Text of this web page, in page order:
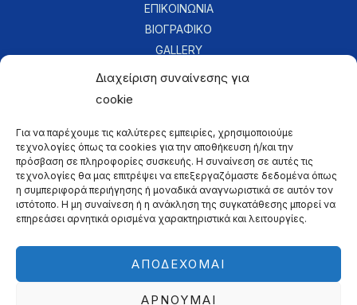
Διαχείριση συναίνεσης για
cookie
Για να παρέχουμε τις καλύτερες εμπειρίες, χρησιμοποιούμε
τεχνολογίες όπως τα cookies για την αποθήκευση ή/και την
πρόσβαση σε πληροφορίες συσκευής. Η συναίνεση σε αυτές τις
τεχνολογίες θα μας επιτρέψει να επεξεργαζόμαστε δεδομένα όπως
η συμπεριφορά περιήγησης ή μοναδικά αναγνωριστικά σε αυτόν τον
ιστότοπο. Η μη συναίνεση ή η ανάκληση της συγκατάθεσης μπορεί να
επηρεάσει αρνητικά ορισμένα χαρακτηριστικά και λειτουργίες.
ΑΠΟΔΈΧΟΜΑΙ
ΑΡΝΟΎΜΑΙ
ΕΠΙΚΟΙΝΩΝΙΑ
ΒΙΟΓΡΑΦΙΚΟ
GALLERY
kallistos@diakogeorgiou.gr
(+30) 2241 029318